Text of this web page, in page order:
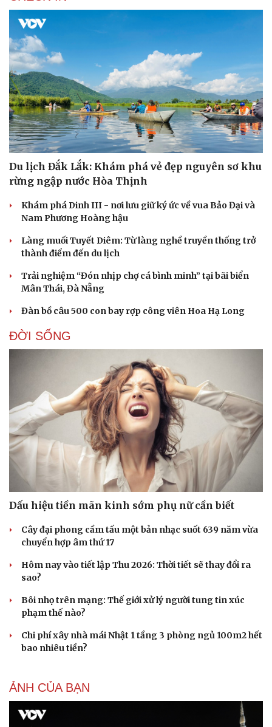
Du lịch
Tư vấn
Săn Tour
check-in
Podcast
Đọc truyện đêm khuya
Cửa sổ tình yêu
Hạt giống tâm hồn
Du lịch Đắk Lắk: Khám phá vẻ đẹp nguyên sơ khu
rừng ngập nước Hòa Thịnh
Khám phá Dinh III - nơi lưu giữ ký ức về vua Bảo Đại và
Nam Phương Hoàng hậu
Làng muối Tuyết Diêm: Từ làng nghề truyền thống trở
thành điểm đến du lịch
Trải nghiệm “Đón nhịp chợ cá bình minh” tại bãi biển
Mân Thái, Đà Nẵng
Đàn bồ câu 500 con bay rợp công viên Hoa Hạ Long
ĐỜI SỐNG
Dấu hiệu tiền mãn kinh sớm phụ nữ cần biết
Cây đại phong cầm tấu một bản nhạc suốt 639 năm vừa
chuyển hợp âm thứ 17
Hôm nay vào tiết lập Thu 2026: Thời tiết sẽ thay đổi ra
sao?
Bôi nhọ trên mạng: Thế giới xử lý người tung tin xúc
phạm thế nào?
Chi phí xây nhà mái Nhật 1 tầng 3 phòng ngủ 100m2 hết
bao nhiêu tiền?
ẢNH CỦA BẠN